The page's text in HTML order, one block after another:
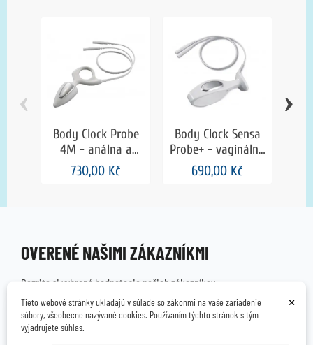
Body Clock Probe
4M - análna a
vaginálna sonda
730,00 Kč
Body Clock Sensa
Probe+ - vaginálna
sonda
690,00 Kč
‹ ›
OVERENÉ NAŠIMI ZÁKAZNÍKMI
Pozrite si vybrané hodnotenia našich zákazníkov.
Výhody:
Rychle dodani, spolehlivost
×
Tieto webové stránky ukladajú v súlade so zákonmi na vaše zariadenie
súbory, všeobecne nazývané cookies. Používaním týchto stránok s tým
vyjadrujete súhlas.